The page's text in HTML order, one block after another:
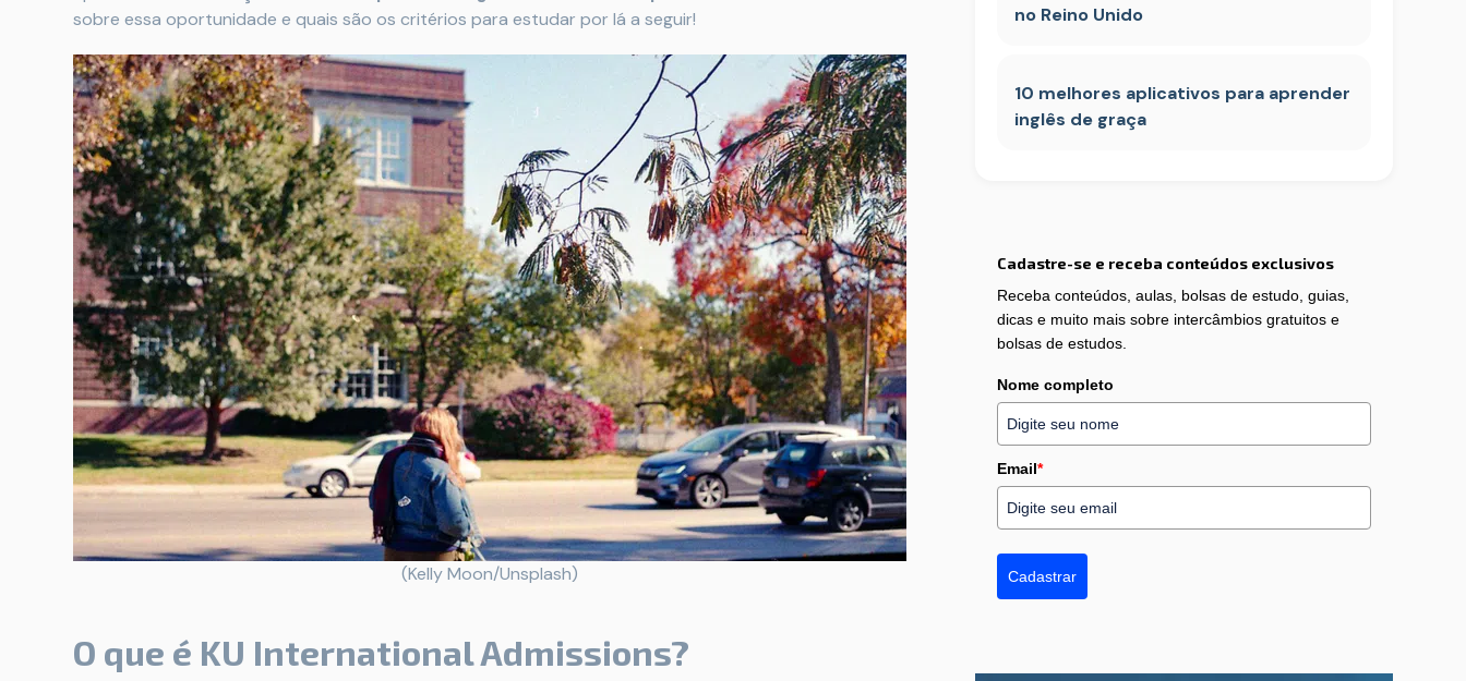
sobre essa oportunidade e quais são os critérios para estudar por lá a seguir!
(Kelly Moon/Unsplash)
O que é KU International Admissions?
no Reino Unido
10 melhores aplicativos para aprender
inglês de graça
Cadastre-se e receba conteúdos exclusivos
Receba conteúdos, aulas, bolsas de estudo, guias,
dicas e muito mais sobre intercâmbios gratuitos e
bolsas de estudos.
Nome completo
Email*
Cadastrar